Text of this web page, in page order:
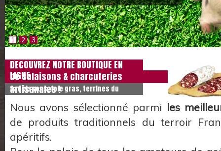
1 2 3
DECOUVREZ NOTRE BOUTIQUE EN
LIGNE
de salaisons & charcuteries
artisanales !
Saucissons, foie gras, terrines du
Nous avons sélectionné parmi les
de produits traditionnels du terroir
apéritifs.